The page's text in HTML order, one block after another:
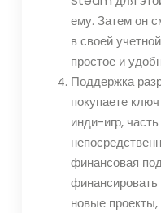
ему. Затем он
в своей
простое и
Поддержка
покупаете
инди-игр,
финансовая
новые